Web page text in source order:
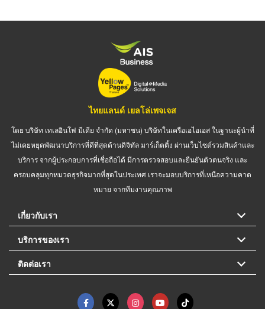
ไทยแลนด์ เยลโล่เพจเจส
โดย บริษัท เทเลอินโฟ มีเดีย จำกัด (มหาชน) บริษัทในเครือเอไอเอส ในฐานะผู้นำที่
ไม่เคยหยุดพัฒนาบริการที่ดีที่สุดด้านดิจิทัล มาร์เก็ตติ้ง ผ่านเว็บไซต์รวมสินค้าและ
บริการ จากผู้ประกอบการที่เชื่อถือได้ มีการตรวจสอบและยืนยันตัวตนจริง และ
ครอบคลุมทุกหมวดธุรกิจมากที่สุดในประเทศ เราจะมอบบริการที่เหนือความคาด
หมาย จากทีมงานคุณภาพ
เกี่ยวกับเรา
บริการของเรา
ติดต่อเรา